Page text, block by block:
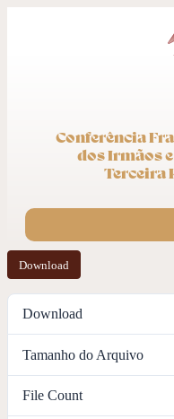
Conferência
dos Irmãos
Terceira
Download
Download
Tamanho do Arquivo
File Count